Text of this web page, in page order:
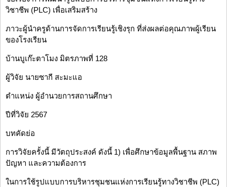
วิชาชีพ (PLC) เพื่อเสริมสร้าง
ภาวะผู้นำครูด้านการจัดการเรียนรู้เชิงรุก ที่ส่งผลต่อคุณภาพผู้เรียน
ของโรงเรียน
บ้านบูเก๊ะตาโมง มิตรภาพที่ 128
ผู้วิจัย นายซากี สะมะแอ
ตำแหน่ง ผู้อำนวยการสถานศึกษา
ปีที่วิจัย 2567
บทคัดย่อ
การวิจัยครั้งนี้ มีวัตถุประสงค์ ดังนี้ 1) เพื่อศึกษาข้อมูลพื้นฐาน สภาพ
ปัญหา และความต้องการ
ในการใช้รูปแบบการบริหารชุมชนแห่งการเรียนรู้ทางวิชาชีพ (PLC)